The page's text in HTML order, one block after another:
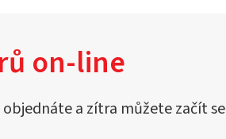
on-line
a zítra můžete začít se